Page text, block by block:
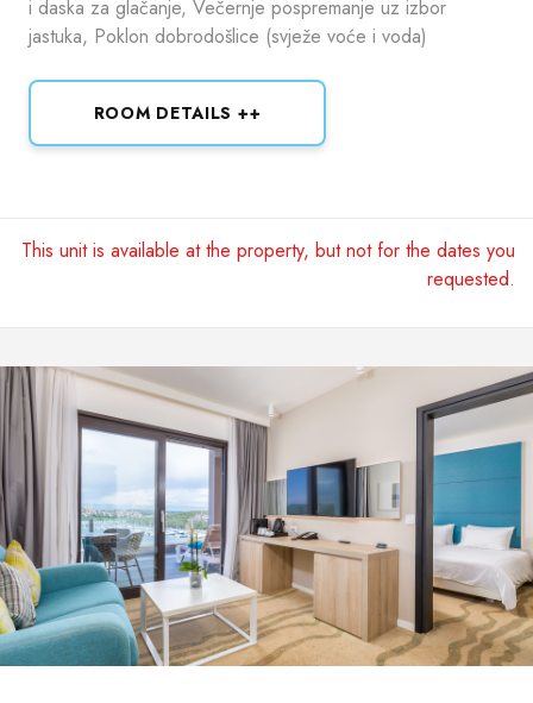
i daska za glačanje, Večernje pospremanje uz izbor
jastuka, Poklon dobrodošlice (svježe voće i voda)
ROOM DETAILS ++
This unit is available at the property, but not for the dates you
requested.